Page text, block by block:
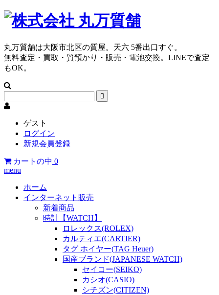
丸万質舗は大阪市北区の質屋。天六 5番出口すぐ。
無料査定・買取・質預かり・販売・電池交換。LINEで査定
もOK。
ゲスト
ログイン
新規会員登録
カートの中 0
menu
ホーム
インターネット販売
新着商品
時計【WATCH】
ロレックス(ROLEX)
カルティエ(CARTIER)
タグ ホイヤー(TAG Heuer)
国産ブランド(JAPANESE WATCH)
セイコー(SEIKO)
カシオ(CASIO)
シチズン(CITIZEN)